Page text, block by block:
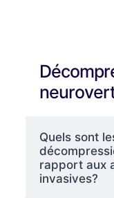
Quels sont
rapport aux
invasives?